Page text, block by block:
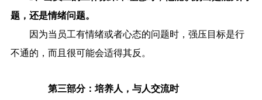
题，还是情绪问题。
因为当员工有情绪或者心态的问题时，强压目标是行
不通的，而且很可能会适得其反。
第三部分：培养人，与人交流时